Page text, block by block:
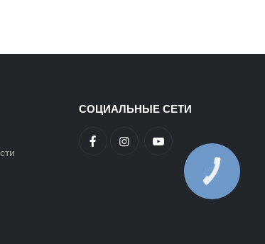
СОЦИАЛЬНЫЕ СЕТИ
КНОПКА
ЗВ'ЯЗКУ